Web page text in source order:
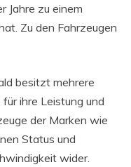
Jahre zu einem
Zu den Fahrzeugen
besitzt mehrere
ihre Leistung und
der Marken wie
Status und
wider.